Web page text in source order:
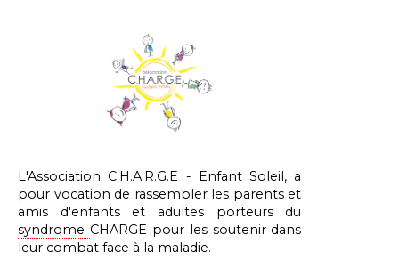
L'Association C.H.A.R.G.E - Enfant Soleil, a
pour vocation de rassembler les parents et
amis d'enfants et adultes porteurs du
syndrome CHARGE pour les soutenir dans
leur combat face à la maladie.